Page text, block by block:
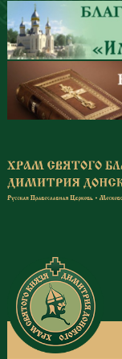
Перейти к основному